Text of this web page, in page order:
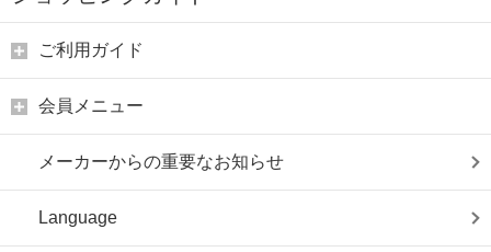
ご利用ガイド
会員メニュー
メーカーからの重要なお知らせ
Language